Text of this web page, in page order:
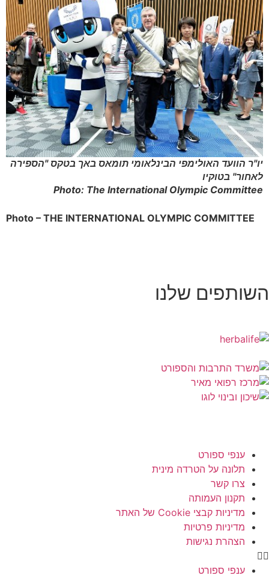
יו"ר הוועד האולימפי הבינלאומי תומאס באך בטקס "הספירה
לאחור" בטוקיו
Photo: The International Olympic Committee
Photo – THE INTERNATIONAL OLYMPIC COMMITTEE
השותפים שלנו
ענפי ספורט
תלונה על הטרדה מינית
צרו קשר
תקנון העמותה
מדיניות קבצי Cookie של האתר
מדיניות פרטיות
הצהרת נגישות
ענפי ספורט